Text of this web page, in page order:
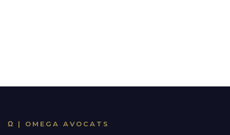
Ω | OMEGA AVOCATS